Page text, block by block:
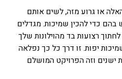
או גרוע מזה, לשים אותם
כדי להכין שמיכות. מגדלים
רצועות בד מהוילונות שלך
יפות. זו דרך כל כך נפלאה
ישנים וזה הפרויקט המושלם